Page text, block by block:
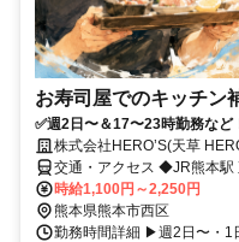
お寿司屋でのキッチン
✅週2日〜＆17〜23時勤務など
株式会社HERO’S(天草
交通・アクセス ◆JR熊本駅
時給1,100円～2,250円
熊本県熊本市西区
勤務時間詳細 ▶週2日〜・1